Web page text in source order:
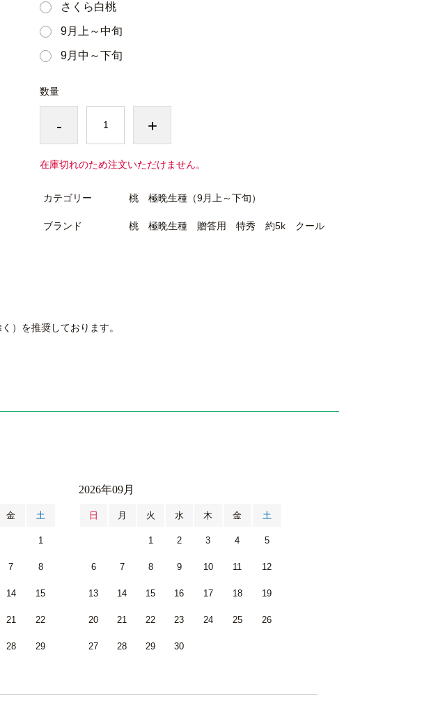
さくら白桃
9月上～中旬
9月中～下旬
数量
- +
在庫切れのため注文いただけません。
カテゴリー 桃 極晩生種（9月上～下旬）
ブランド 桃 極晩生種 贈答用 特秀 約5k クール
）を推奨しております。
金 土
1
7 8
14 15
21 22
28 29
2026年09月
日 月 火 水 木 金 土
1 2 3 4 5
6 7 8 9 10 11 12
13 14 15 16 17 18 19
20 21 22 23 24 25 26
27 28 29 30